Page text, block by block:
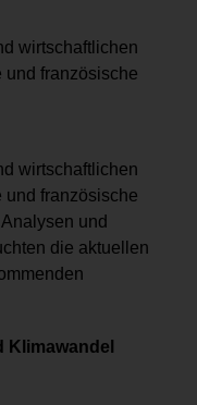
wirtschaftlichen
und französische
wirtschaftlichen
und französische
und
die aktuellen